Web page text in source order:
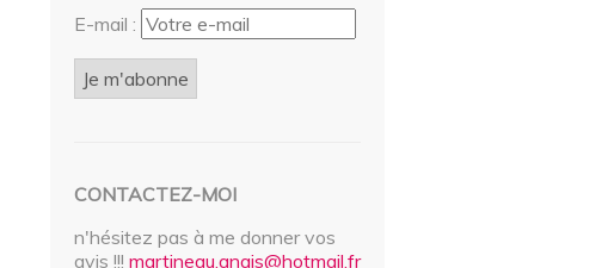
E-mail :
CONTACTEZ-MOI
n'hésitez pas à me donner vos
avis !!! martineau.anais@hotmail.fr